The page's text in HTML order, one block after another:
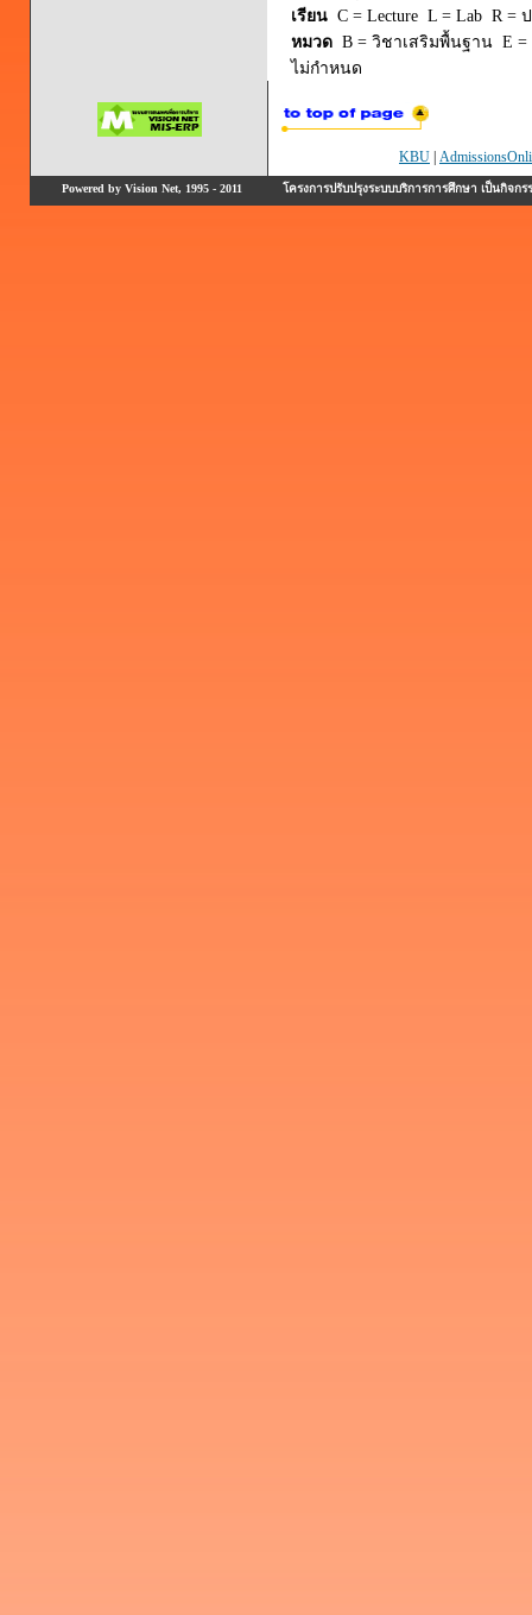
เรียน C = Lecture L = Lab R =
หมวด B = วิชาเสริมพื้นฐาน E
ไม่กำหนด
KBU
Powered by Vision Net, 1995 - 2011 โครงการปรับปรุงระบบบริการการศึกษา เป็นกิ